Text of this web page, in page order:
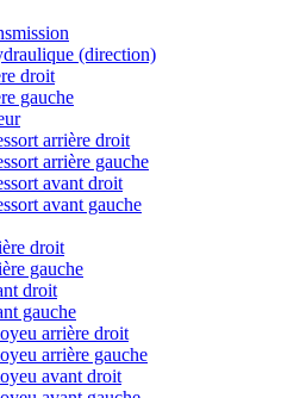
(direction)
droit
gauche
arrière droit
arrière gauche
avant droit
avant gauche
droit
gauche
droit
gauche
arrière droit
arrière gauche
avant droit